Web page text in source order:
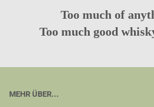
Too much of
Too much good
MEHR ÜBER...